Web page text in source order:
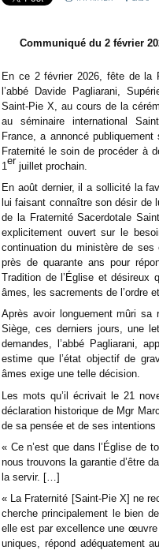
Communiqué du 2 février
En ce 2 février 2026, fête de la
l’abbé Davide Pagliarani,
Saint-Pie X, au cours de la
au séminaire international
France, a annoncé
Fraternité le soin de procéder à
1er juillet prochain.
En août dernier, il a sollicité la
lui faisant connaître son désir de
de la Fraternité Sacerdotale
explicitement ouvert sur le
continuation du ministère de ses
près de quarante ans pour
Tradition de l’Église et désireux
âmes, les sacrements de l’ordre
Après avoir longuement mûri
Siège, ces derniers jours, une
demandes, l’abbé Pagliarani,
estime que l’état objectif de
âmes exige une telle décision.
Les mots qu’il écrivait le 21
déclaration historique de Mgr
de sa pensée et de ses intentions
« Ce n’est que dans l’Église de
nous trouvons la garantie d’être
la servir. […]
« La Fraternité [Saint-Pie X] ne
cherche principalement le bien
elle est par excellence une
uniques, répond adéquatement